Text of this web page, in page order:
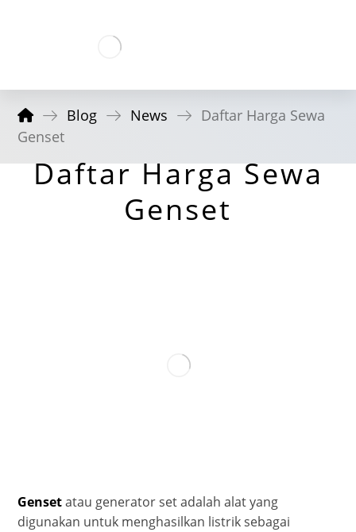
Blog News
Daftar Harga Sewa
Genset
Daftar Harga Sewa
Genset
Gensetatau generator set adalah alat yang
digunakan untuk menghasilkan listrik sebagai